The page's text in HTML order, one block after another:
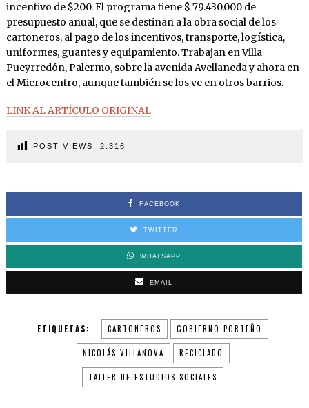
incentivo de $200. El programa tiene $ 79.430.000 de
presupuesto anual, que se destinan a la obra social de los
cartoneros, al pago de los incentivos, transporte, logística,
uniformes, guantes y equipamiento. Trabajan en Villa
Pueyrredón, Palermo, sobre la avenida Avellaneda y ahora en
el Microcentro, aunque también se los ve en otros barrios.
LINK AL ARTÍCULO ORIGINAL
POST VIEWS: 2.316
FACEBOOK
TWITTER
WHATSAPP
EMAIL
ETIQUETAS: CARTONEROS GOBIERNO PORTEÑO
NICOLÁS VILLANOVA RECICLADO
TALLER DE ESTUDIOS SOCIALES